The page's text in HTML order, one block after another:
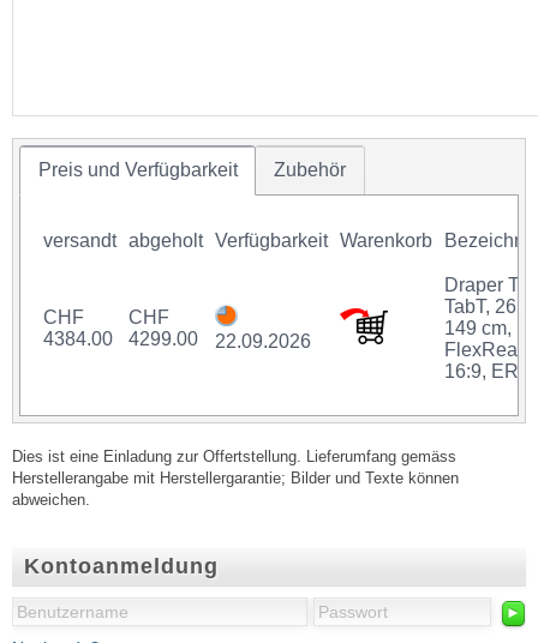
Kontoanmeldung
►
Preis und Verfügbarkeit Zubehör
versandt abgeholt Verfügbarkeit Warenkorb
CHF
4384.00
CHF
4299.00
22.09.2026
Draper
TabT, 265
149 cm,
FlexRear,
16:9, ER
Dies ist eine Einladung zur Offertstellung. Lieferumfang gemäss
Herstellerangabe mit Herstellergarantie; Bilder und Texte können
abweichen.